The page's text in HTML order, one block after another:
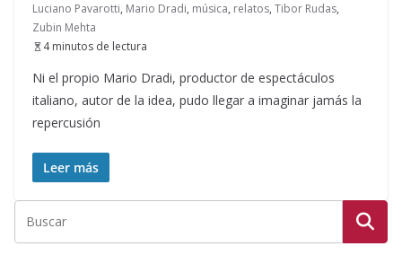
Luciano Pavarotti, Mario Dradi, música, relatos, Tibor Rudas,
Zubin Mehta
4 minutos de lectura
Ni el propio Mario Dradi, productor de espectáculos
italiano, autor de la idea, pudo llegar a imaginar jamás la
repercusión
Leer más